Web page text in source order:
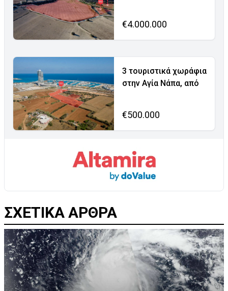
€4.000.000
3 τουριστικά χωράφια
στην Αγία Νάπα, από
€500.000
ΣΧΕΤΙΚΑ ΑΡΘΡΑ